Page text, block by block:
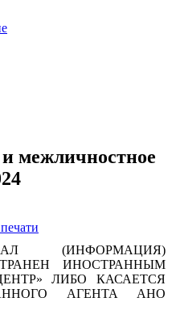
межличностное
(ИНФОРМАЦИЯ)
ИНОСТРАННЫМ
ЛИБО КАСАЕТСЯ
АГЕНТА АНО